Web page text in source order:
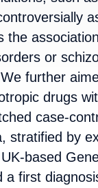
the
or
further
drugs
case-
stratified by
based
a first